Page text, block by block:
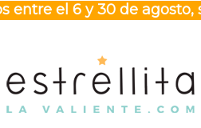
entre el 6 y 30 de agosto,